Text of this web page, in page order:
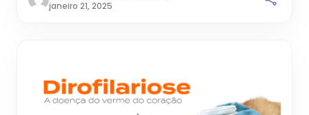
janeiro 21, 2025